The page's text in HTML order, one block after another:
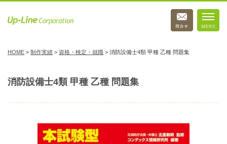
HOME > 制作実績 > 資格・検定・就職 > 消防設備士4類 甲種 乙種 問題集
消防設備士4類 甲種 乙種 問題集